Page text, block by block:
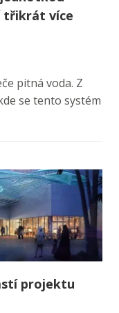
třikrát více
pitná voda. Z
se tento systém
projektu